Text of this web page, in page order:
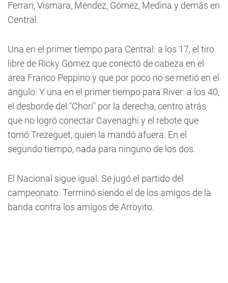
Ferrari, Vismara, Méndez, Gómez, Medina y demás en
Central.
Una en el primer tiempo para Central: a los 17, el tiro
libre de Ricky Gómez que conectó de cabeza en el
área Franco Peppino y que por poco no se metió en el
ángulo. Y una en el primer tiempo para River: a los 40,
el desborde del "Chori" por la derecha, centro atrás
que no logró conectar Cavenaghi y el rebote que
tomó Trezeguet, quien la mandó afuera. En el
segundo tiempo, nada para ninguno de los dos.
El Nacional sigue igual. Se jugó el partido del
campeonato. Terminó siendo el de los amigos de la
banda contra los amigos de Arroyito.